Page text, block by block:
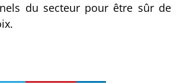
du secteur pour être sûr de